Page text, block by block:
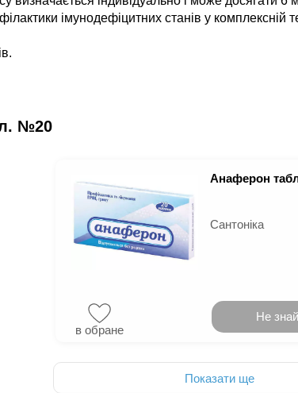
імунодефіцитних станів у комплексній
№20
Анаферон
Сантоніка
в обране
Не
Показати ще